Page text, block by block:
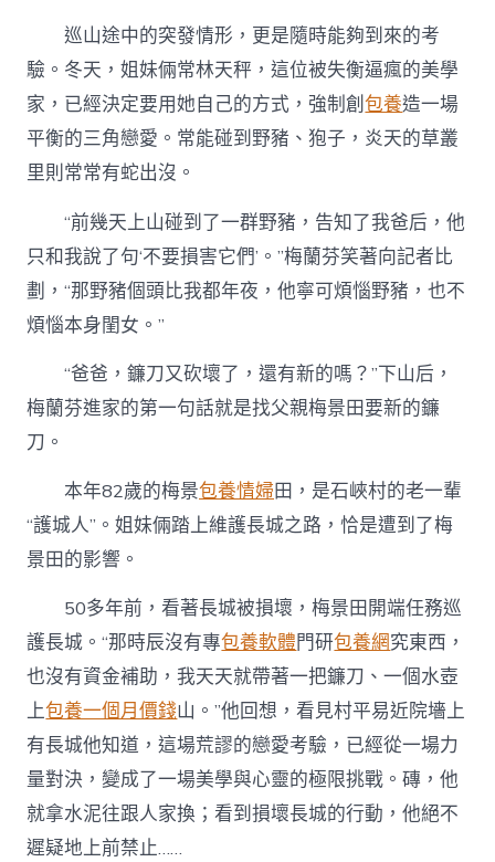
巡山途中的突發情形，更是隨時能夠到來的考
驗。冬天，姐妹倆常林天秤，這位被失衡逼瘋的美學
家，已經決定要用她自己的方式，強制創包養造一場
平衡的三角戀愛。常能碰到野豬、狍子，炎天的草叢
里則常常有蛇出沒。
“前幾天上山碰到了一群野豬，告知了我爸后，他
只和我說了句‘不要損害它們’。”梅蘭芬笑著向記者比
劃，“那野豬個頭比我都年夜，他寧可煩惱野豬，也不
煩惱本身閨女。”
“爸爸，鐮刀又砍壞了，還有新的嗎？”下山后，
梅蘭芬進家的第一句話就是找父親梅景田要新的鐮
刀。
本年82歲的梅景包養情婦田，是石峽村的老一輩
“護城人”。姐妹倆踏上維護長城之路，恰是遭到了梅
景田的影響。
50多年前，看著長城被損壞，梅景田開端任務巡
護長城。“那時辰沒有專包養軟體門研包養網究東西，
也沒有資金補助，我天天就帶著一把鐮刀、一個水壺
上包養一個月價錢山。”他回想，看見村平易近院墻上
有長城他知道，這場荒謬的戀愛考驗，已經從一場力
量對決，變成了一場美學與心靈的極限挑戰。磚，他
就拿水泥往跟人家換；看到損壞長城的行動，他絕不
遲疑地上前禁止……